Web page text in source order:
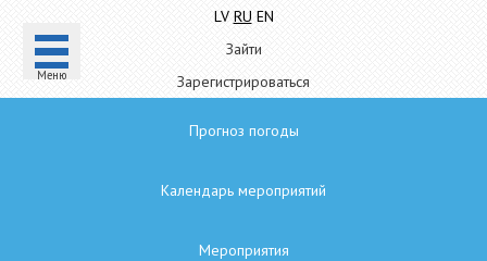
Mеню
LV RU EN
Зайти
Зарегистрироваться
Прогноз погоды
Календарь мероприятий
Мероприятия